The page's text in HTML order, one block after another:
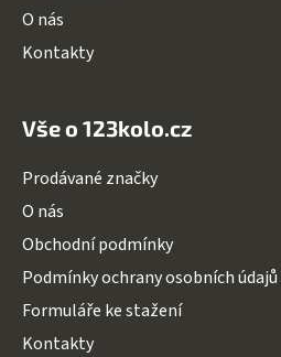
O nás
Kontakty
Vše o 123kolo.cz
Prodávané značky
O nás
Obchodní podmínky
Podmínky ochrany osobních údajů
Formuláře ke stažení
Kontakty